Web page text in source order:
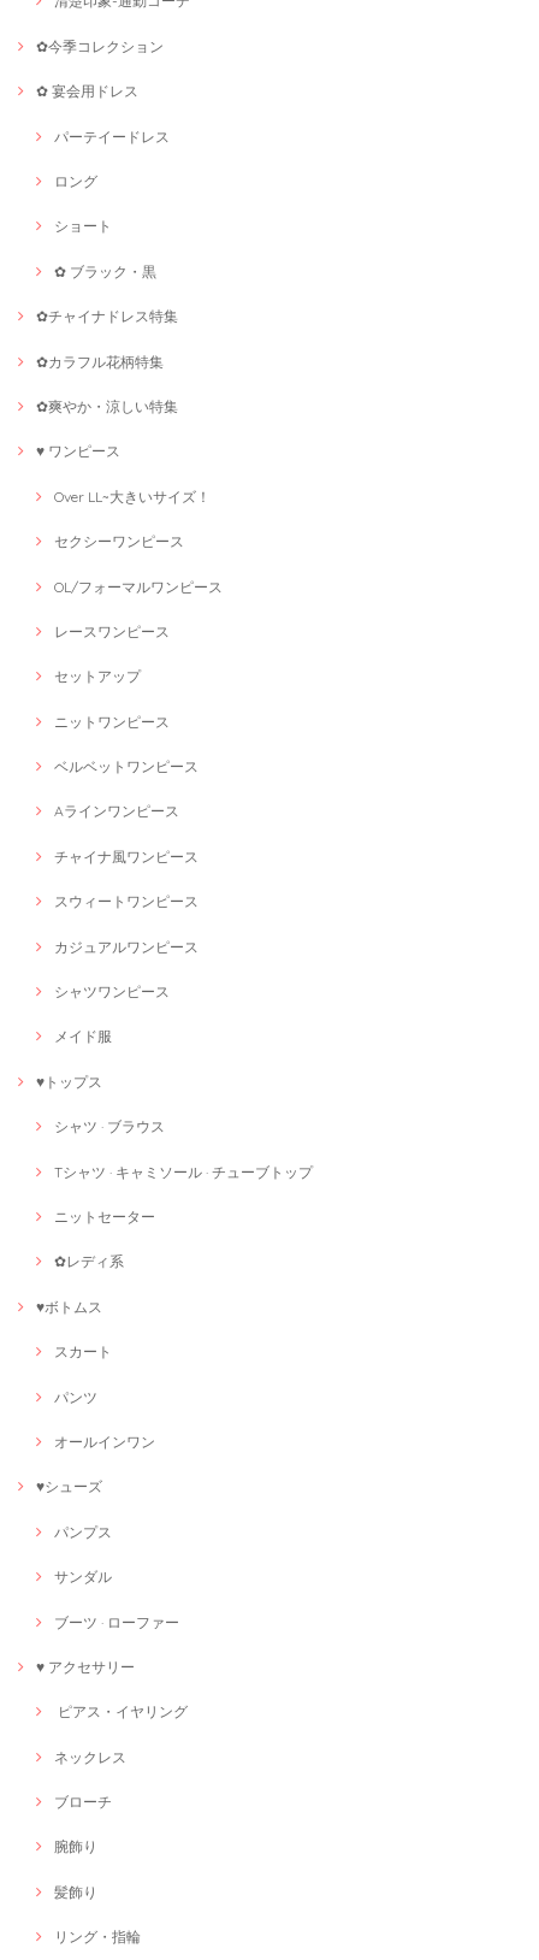
✿今季コレクション
✿ 宴会用ドレス
パーテイードレス
ロング
ショート
✿ ブラック・黒
✿チャイナドレス特集
✿カラフル花柄特集
✿爽やか・涼しい特集
♥ ワンピース
Over LL~大きいサイズ！
セクシーワンピース
OL/フォーマルワンピース
レースワンピース
セットアップ
ニットワンピース
ベルベットワンピース
Aラインワンピース
チャイナ風ワンピース
スウィートワンピース
カジュアルワンピース
シャツワンピース
メイド服
♥トップス
シャツ · ブラウス
Tシャツ · キャミソール · チューブトップ
ニットセーター
✿レディ系
♥ボトムス
スカート
パンツ
オールインワン
♥シューズ
パンプス
サンダル
ブーツ · ローファー
♥ アクセサリー
ピアス・イヤリング
ネックレス
ブローチ
腕飾り
髪飾り
リング・指輪